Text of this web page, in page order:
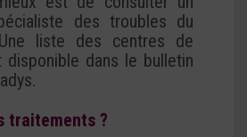
des troubles du
liste des centres de
dans le bulletin
traitements ?